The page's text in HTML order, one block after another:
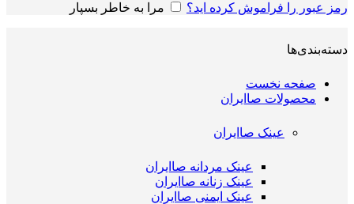
رمز عبور را فراموش کرده اید؟ مرا به خاطر بسپار
دسته‌بندی‌ها
صفحه نخست
محصولات صاایران
عینک صاایران
عینک مردانه صاایران
عینک زنانه صاایران
عینک ایمنی صاایران